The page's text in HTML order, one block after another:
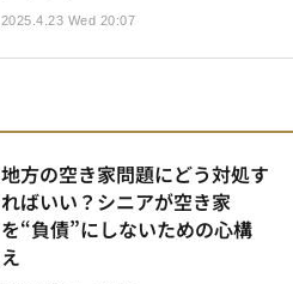
2025.4.23 Wed 20:07
地方の空き家問題にどう対処す
ればいい？シニアが空き家
を“負債”にしないための心構
え